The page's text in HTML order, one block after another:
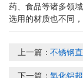
药、食品等诸多领
选用的材质也不同
上一篇：不锈钢
下一篇：氧化铝